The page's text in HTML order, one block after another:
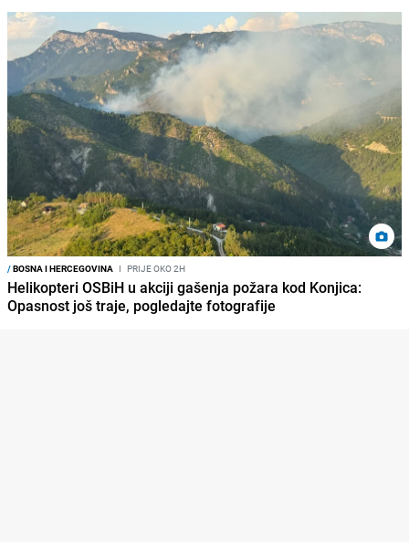
/BOSNA I HERCEGOVINA I PRIJE OKO 2H
Helikopteri OSBiH u akciji gašenja požara kod Konjica:
Opasnost još traje, pogledajte fotografije